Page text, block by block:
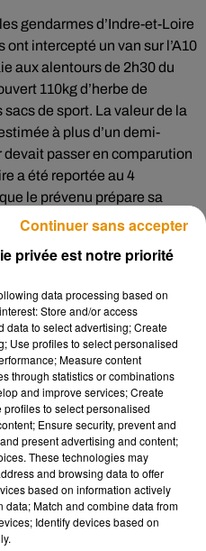
gendarmes d’Indre-et-Loire
intercepté un van sur l’A10
aux alentours de 2h30 du
110kg d’herbe de
de sport. La valeur de la
à plus d’un demi-
devait passer en comparution
a été reportée au 4
le prévenu prépare sa
, plus de
péage de Monnaie sur l'A10
en provenance de
dans l attente du
or1k4Hd8sv
(@Gendarmerie_037)
enfin le remix de « Love
privée est notre priorité
data processing based on
Store and/or access
data to select advertising; Create
Use profiles to select personalised
Measure content
through statistics or combinations
and improve services; Create
to select personalised
Ensure security, prevent and
present advertising and content;
These technologies may
and browsing data to offer
based on information actively
Match and combine data from
Identify devices based on
Continuer sans accepter